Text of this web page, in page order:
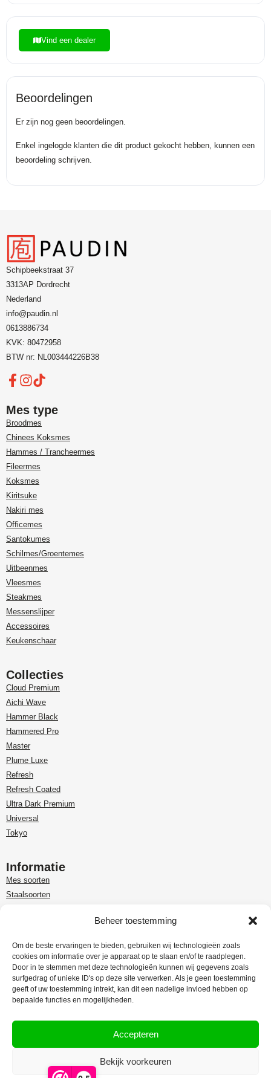
Beheer toestemming
Om de beste ervaringen te bieden, gebruiken wij technologieën zoals
cookies om informatie over je apparaat op te slaan en/of te raadplegen.
Door in te stemmen met deze technologieën kunnen wij gegevens zoals
surfgedrag of unieke ID's op deze site verwerken. Als je geen toestemming
geeft of uw toestemming intrekt, kan dit een nadelige invloed hebben op
bepaalde functies en mogelijkheden.
Accepteren
Bekijk voorkeuren
Vind een dealer
Beoordelingen
Er zijn nog geen beoordelingen.
Enkel ingelogde klanten die dit product gekocht hebben, kunnen een
beoordeling schrijven.
Schipbeekstraat 37
3313AP Dordrecht
Nederland
info@paudin.nl
0613886734
KVK: 80472958
BTW nr: NL003444226B38
Mes type
Broodmes
Chinees Koksmes
Hammes / Trancheermes
Fileermes
Koksmes
Kiritsuke
Nakiri mes
Officemes
Santokumes
Schilmes/Groentemes
Uitbeenmes
Vleesmes
Steakmes
Messenslijper
Accessoires
Keukenschaar
Collecties
Cloud Premium
Aichi Wave
Hammer Black
Hammered Pro
Master
Plume Luxe
Refresh
Refresh Coated
Ultra Dark Premium
Universal
Tokyo
Informatie
Mes soorten
Staalsoorten
Customer care
Garantie en retour
Leveringsinformatie
Klachtenregeling
Privacy Policy
Rex Media